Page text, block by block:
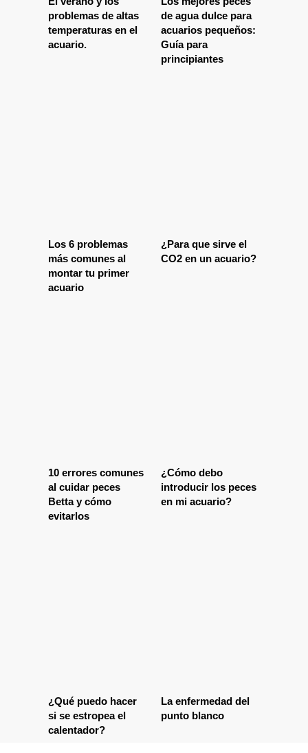
problemas de altas
temperaturas en el
acuario.
de agua dulce para
acuarios pequeños:
Guía para
principiantes
Los 6 problemas
más comunes al
montar tu primer
acuario
¿Para que sirve el
CO2 en un acuario?
10 errores comunes
al cuidar peces
Betta y cómo
evitarlos
¿Cómo debo
introducir los peces
en mi acuario?
¿Qué puedo hacer
si se estropea el
calentador?
La enfermedad del
punto blanco